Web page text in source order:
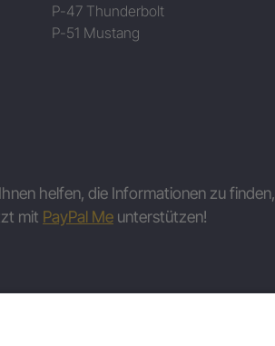
P-47 Thunderbolt
P-51 Mustang
helfen, die Informationen zu finden,
mit PayPal Me unterstützen!